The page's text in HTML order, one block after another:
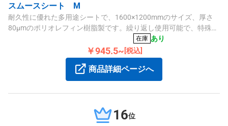
スムースシート M
耐久性に優れた多用途シートで、1600×1200mmのサイズ、厚さ
80μmのポリオレフィン樹脂製です。繰り返し使用可能で、特殊フ
ィルムにより静音性も向上しています。在庫 あり
￥945.5~[税込]
商品詳細ページへ
16位